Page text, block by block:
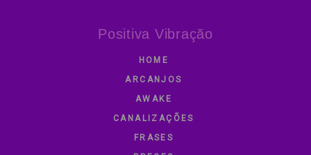
Positiva Vibração
HOME
ARCANJOS
AWAKE
CANALIZAÇÕES
FRASES